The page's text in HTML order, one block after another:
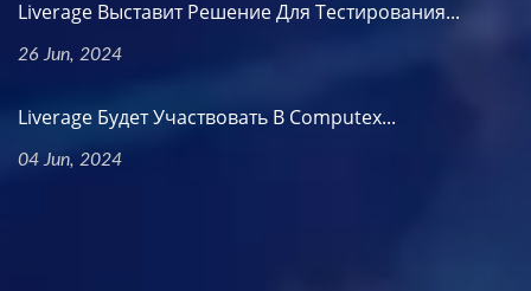
Liverage Выставит Решение Для Тестирования...
26 Jun, 2024
Liverage Будет Участвовать В Computex...
04 Jun, 2024